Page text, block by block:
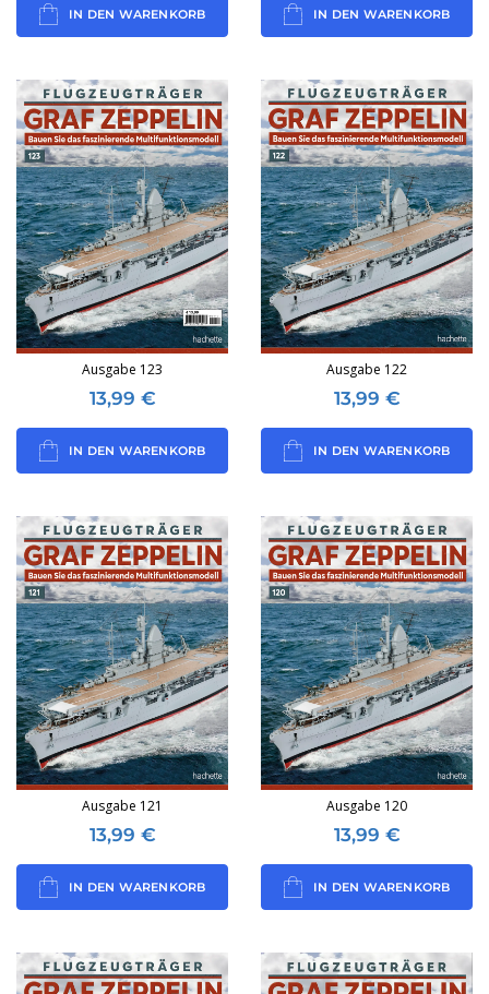
IN DEN WARENKORB IN DEN WARENKORB
Ausgabe 123
13,99 €
IN DEN WARENKORB
Ausgabe 122
13,99 €
IN DEN WARENKORB
Ausgabe 121
13,99 €
IN DEN WARENKORB
Ausgabe 120
13,99 €
IN DEN WARENKORB